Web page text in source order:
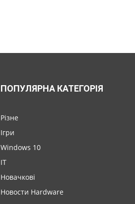
ПОПУЛЯРНА КАТЕГОРІЯ
Різне
Ігри
Windows 10
IT
Новачкові
Новости Hardware